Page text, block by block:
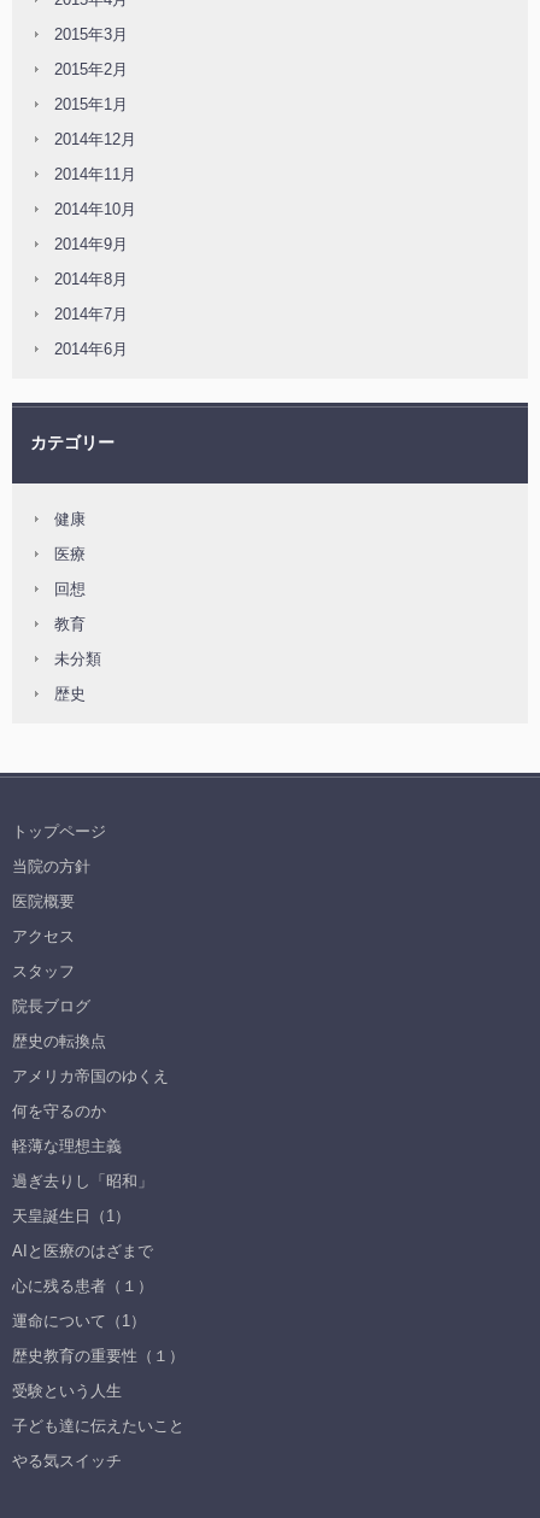
2015年3月
2015年2月
2015年1月
2014年12月
2014年11月
2014年10月
2014年9月
2014年8月
2014年7月
2014年6月
カテゴリー
健康
医療
回想
教育
未分類
歴史
トップページ
当院の方針
医院概要
アクセス
スタッフ
院長ブログ
歴史の転換点
アメリカ帝国のゆくえ
何を守るのか
軽薄な理想主義
過ぎ去りし「昭和」
天皇誕生日（1）
AIと医療のはざまで
心に残る患者（１）
運命について（1）
歴史教育の重要性（１）
受験という人生
子ども達に伝えたいこと
やる気スイッチ